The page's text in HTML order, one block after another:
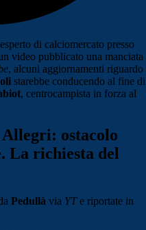
di calciomercato presso
video pubblicato una manciata
, alcuni aggiornamenti riguardo
starebbe conducendo al fine di
, centrocampista in forza al
ostacolo
La richiesta del
Pedullà via YTe riportate in